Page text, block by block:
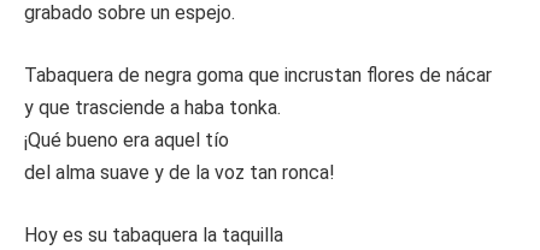
grabado sobre un espejo.
Tabaquera de negra goma que incrustan flores de nácar
y que trasciende a haba tonka.
¡Qué bueno era aquel tío
del alma suave y de la voz tan ronca!
Hoy es su tabaquera la taquilla